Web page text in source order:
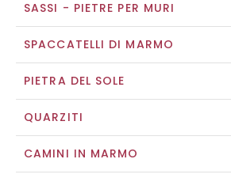
SASSI - PIETRE PER MURI
SPACCATELLI DI MARMO
PIETRA DEL SOLE
QUARZITI
CAMINI IN MARMO